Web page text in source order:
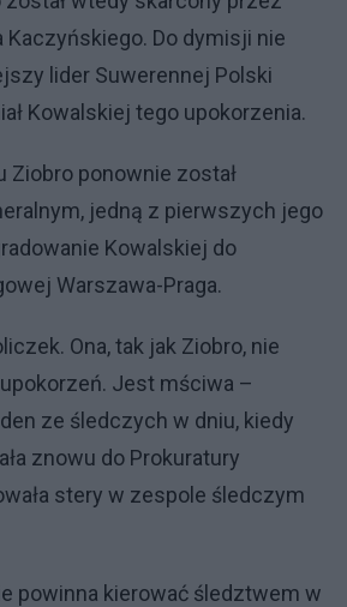
Kaczyńskiego. Do dymisji nie
lider Suwerennej Polski
Kowalskiej tego upokorzenia.
Ziobro ponownie został
jedną z pierwszych jego
Kowalskiej do
Warszawa-Praga.
Ona, tak jak Ziobro, nie
Jest mściwa –
ze śledczych w dniu, kiedy
znowu do Prokuratury
stery w zespole śledczym
powinna kierować śledztwem w